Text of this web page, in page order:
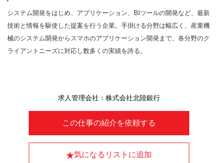
システム開発をはじめ、アプリケーション、BIツールの開発など、最新
技術と情報を駆使した提案を行う企業。手掛ける分野は幅広く、産業機
械のシステム開発からスマホのアプリケーション開発まで、各分野のク
ライアントニーズに対応し数多くの実績を誇る。
この仕事の紹介を依頼する
気になるリストに追加
求人管理会社：株式会社北陸銀行